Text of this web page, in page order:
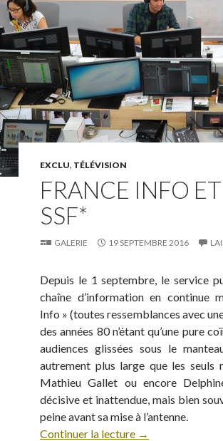
EXCLU, TÉLÉVISION
FRANCE INFO
SSF*
GALERIE 19 SEPTEMBRE 2016
Depuis le 1 septembre, le service
chaîne d’information en continue
Info » (toutes ressemblances avec
des années 80 n’étant qu’une pure
audiences glissées sous le
autrement plus large que les seuls
Mathieu Gallet ou encore
décisive et inattendue, mais bien
peine avant sa mise à l’antenne.
Continuer la lecture →